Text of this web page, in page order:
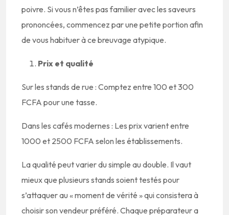
poivre. Si vous n’êtes pas familier avec les saveurs
prononcées, commencez par une petite portion afin
de vous habituer à ce breuvage atypique.
Prix ​​et qualité
Sur les stands de rue : Comptez entre 100 et 300
FCFA pour une tasse.
Dans les cafés modernes : Les prix varient entre
1000 et 2500 FCFA selon les établissements.
La qualité peut varier du simple au double. Il vaut
mieux que plusieurs stands soient testés pour
s’attaquer au « moment de vérité » qui consistera à
choisir son vendeur préféré. Chaque préparateur a